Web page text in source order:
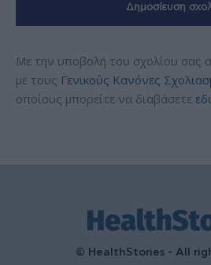
Με την υποβολή του σχολίου σας
με τους Γενικούς Κανόνες
οποίους μπορείτε να διαβάσετε
© HealthStories - All